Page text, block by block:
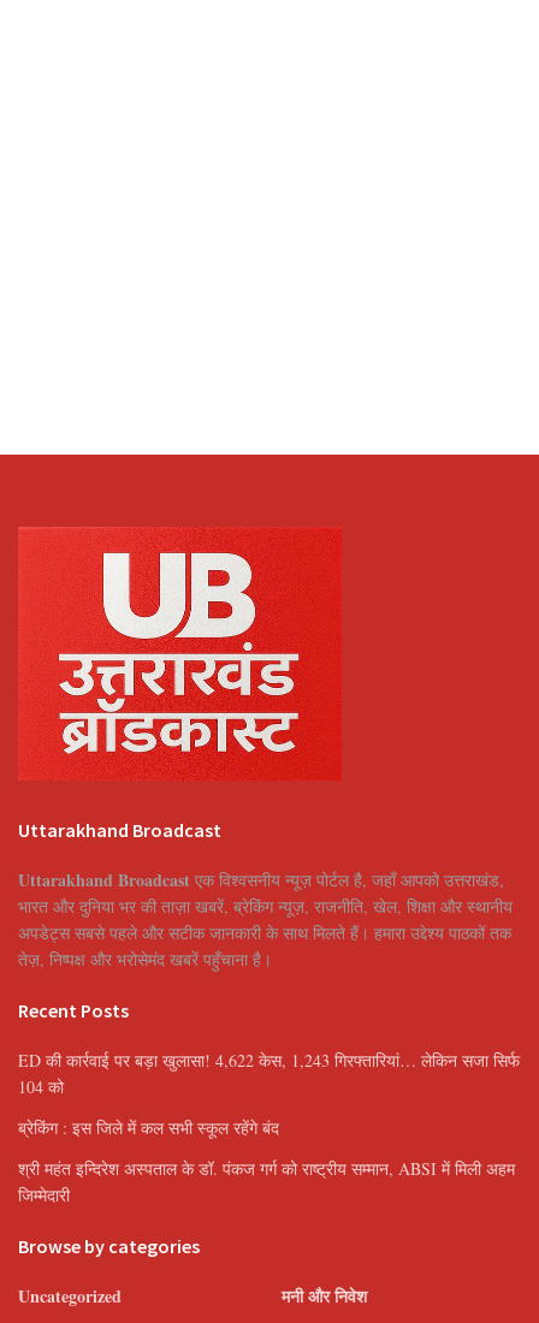
Uttarakhand Broadcast
Uttarakhand Broadcast एक विश्वसनीय न्यूज़ पोर्टल है, जहाँ आपको उत्तराखंड,
भारत और दुनिया भर की ताज़ा खबरें, ब्रेकिंग न्यूज़, राजनीति, खेल, शिक्षा और स्थानीय
अपडेट्स सबसे पहले और सटीक जानकारी के साथ मिलते हैं। हमारा उद्देश्य पाठकों तक
तेज़, निष्पक्ष और भरोसेमंद खबरें पहुँचाना है।
Recent Posts
ED की कार्रवाई पर बड़ा खुलासा! 4,622 केस, 1,243 गिरफ्तारियां… लेकिन सजा सिर्फ
104 को
ब्रेकिंग : इस जिले में कल सभी स्कूल रहेंगे बंद
श्री महंत इन्दिरेश अस्पताल के डॉ. पंकज गर्ग को राष्ट्रीय सम्मान, ABSI में मिली अहम
जिम्मेदारी
Browse by categories
Uncategorized
मनी और निवेश